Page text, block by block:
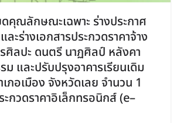
ดคุณลักษณะเฉพาะ ร่างประกาศ
ละร่างเอกสารประกวดราคาจ้าง
ศิลปะ ดนตรี นาฏศิลป์ หลังคา
และปรับปรุงอาคารเรียนเดิม
ภอเมือง จังหวัดเลย จำนวน 1
กวดราคาอิเล็กทรอนิกส์ (e–